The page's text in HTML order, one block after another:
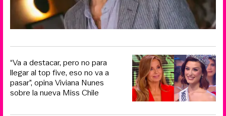
“Va a destacar, pero no para
llegar al top five, eso no va a
pasar”, opina Viviana Nunes
sobre la nueva Miss Chile